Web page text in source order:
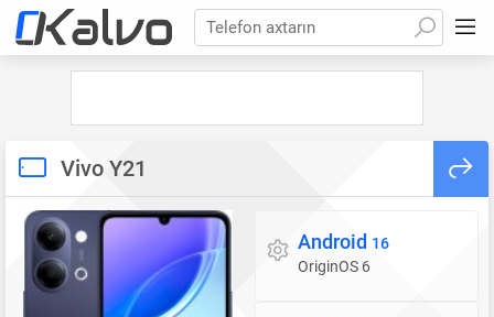
Telefon axtarın
Vivo Y21
Əməliyyat sistemi
Android 16
OriginOS 6